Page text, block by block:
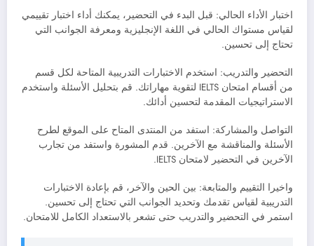
اختبار الأداء الحالي: قبل البدء في التحضير، يمكنك أداء اختبار تقييمي
لقياس مستواك الحالي في اللغة الإنجليزية ومعرفة الجوانب التي
تحتاج إلى تحسين.
التحضير والتدريب: استخدم الاختبارات التدريبية المتاحة لكل قسم
من أقسام امتحان IELTS لتقوية مهاراتك. قم بتحليل الأسئلة واستخدم
الاستراتيجيات المقدمة لتحسين أدائك.
التواصل والمشاركة: استفد من المنتدى المتاح على الموقع لطرح
الأسئلة والمناقشة مع الآخرين. قدم المشورة واستفد من تجارب
الآخرين في التحضير لامتحان IELTS.
واخيرا التقييم والمتابعة: بين الحين والآخر، قم بإعادة الاختبارات
التدريبية لقياس تقدمك وتحديد الجوانب التي تحتاج إلى تحسين.
استمر في التحضير والتدريب حتى تشعر بالاستعداد الكامل للامتحان.